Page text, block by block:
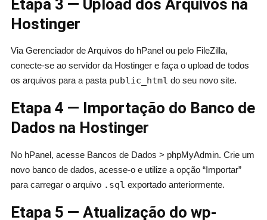
Etapa 3 — Upload dos Arquivos na
Hostinger
Via Gerenciador de Arquivos do hPanel ou pelo FileZilla,
conecte-se ao servidor da Hostinger e faça o upload de todos
os arquivos para a pasta public_html do seu novo site.
Etapa 4 — Importação do Banco de
Dados na Hostinger
No hPanel, acesse Bancos de Dados > phpMyAdmin. Crie um
novo banco de dados, acesse-o e utilize a opção “Importar”
para carregar o arquivo .sql exportado anteriormente.
Etapa 5 — Atualização do wp-